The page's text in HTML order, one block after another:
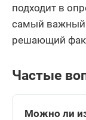
подходит в
самый важный
решающий
Частые
Можно ли